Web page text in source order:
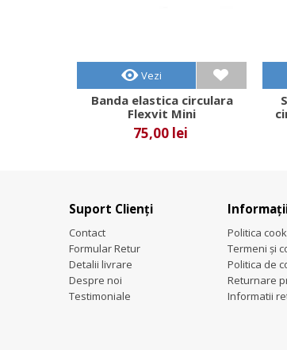
Vezi
Banda elastica circulara
Flexvit Mini
75,00 lei
Suport Clienți
Contact
Formular Retur
Detalii livrare
Despre noi
Testimoniale
Politica
Termeni și
Politica de
Returnare
Informatii